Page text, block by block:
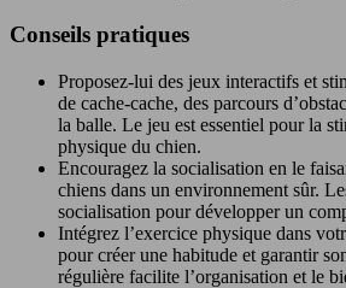
Conseils pratiques
Proposez-lui des jeux interactifs et
de cache-cache, des parcours
la balle. Le jeu est essentiel pour la
physique du chien.
Encouragez la socialisation en le
chiens dans un environnement sûr.
socialisation pour développer un
Intégrez l’exercice physique dans
pour créer une habitude et garantir
régulière facilite l’organisation et le